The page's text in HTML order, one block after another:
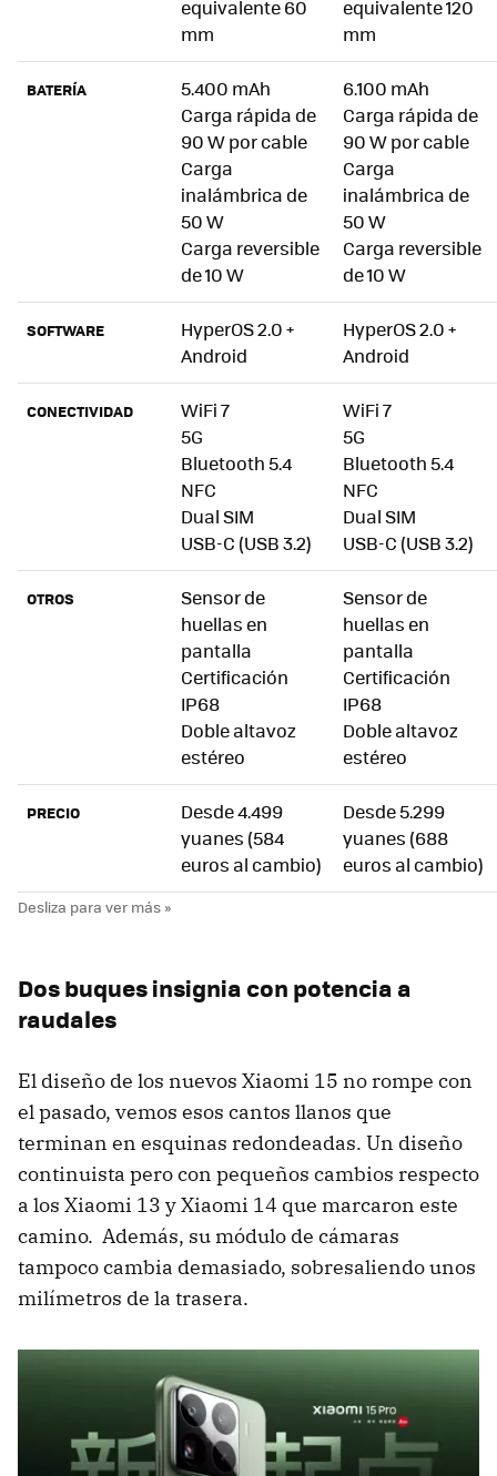
equivalente 60
mm
equivalente 120
mm
BATERÍA
5.400 mAh
Carga rápida de
90 W por cable
Carga
inalámbrica de
50 W
Carga reversible
de 10 W
6.100 mAh
Carga rápida de
90 W por cable
Carga
inalámbrica de
50 W
Carga reversible
de 10 W
SOFTWARE
HyperOS 2.0 +
Android
HyperOS 2.0 +
Android
CONECTIVIDAD
WiFi 7
5G
Bluetooth 5.4
NFC
Dual SIM
USB-C (USB 3.2)
WiFi 7
5G
Bluetooth 5.4
NFC
Dual SIM
USB-C (USB 3.2)
OTROS
Sensor de
huellas en
pantalla
Certificación
IP68
Doble altavoz
estéreo
Sensor de
huellas en
pantalla
Certificación
IP68
Doble altavoz
estéreo
PRECIO
Desde 4.499
yuanes (584
euros al cambio)
Desde 5.299
yuanes (688
euros al cambio)
Dos buques insignia con potencia a
raudales
El diseño de los nuevos Xiaomi 15 no rompe con
el pasado, vemos esos cantos llanos que
terminan en esquinas redondeadas. Un diseño
continuista pero con pequeños cambios respecto
a los Xiaomi 13 y Xiaomi 14 que marcaron este
camino. Además, su módulo de cámaras
tampoco cambia demasiado, sobresaliendo unos
milímetros de la trasera.